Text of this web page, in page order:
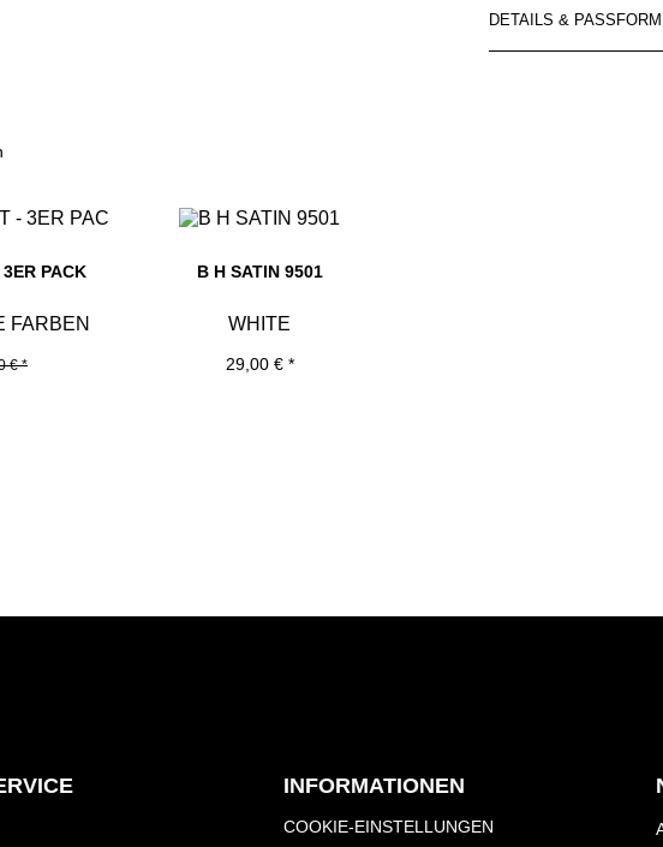
DETAILS & PASSFORM
PACK
FARBEN
€ *
B H SATIN 9501
WHITE
29,00 € *
INFORMATIONEN
COOKIE-EINSTELLUNGEN